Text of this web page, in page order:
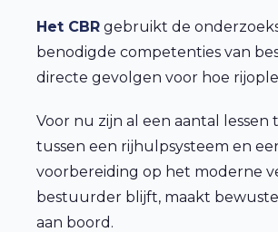
Het CBR gebruikt de
benodigde competenties van
directe gevolgen voor hoe
Voor nu zijn al een aantal
tussen een rijhulpsysteem en
voorbereiding op het moderne
bestuurder blijft, maakt
aan boord.